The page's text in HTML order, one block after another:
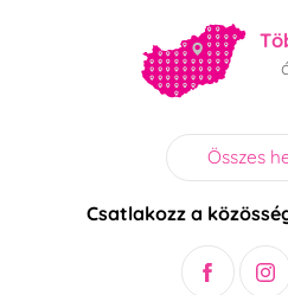
Összes
Csatlakozz a